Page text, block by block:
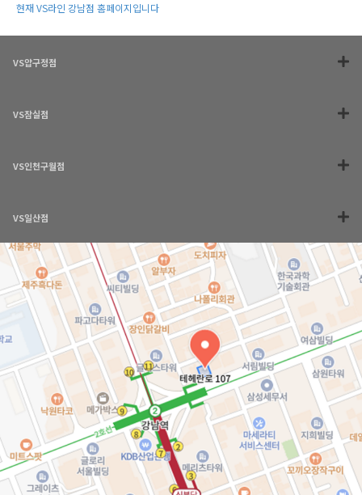
현재 VS라인 강남점 홈페이지입니다
VS압구정점
VS잠실점
VS인천구월점
VS일산점